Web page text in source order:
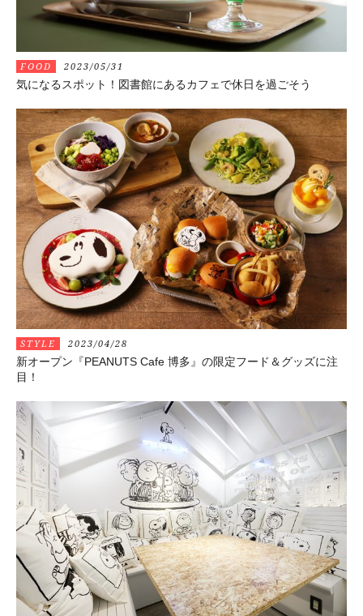
FOOD 2023/05/31
気になるスポット！図書館にあるカフェで休日を過ごそう
STYLE 2023/04/28
新オープン『PEANUTS Cafe 博多』の限定フード＆グッズに注
目！